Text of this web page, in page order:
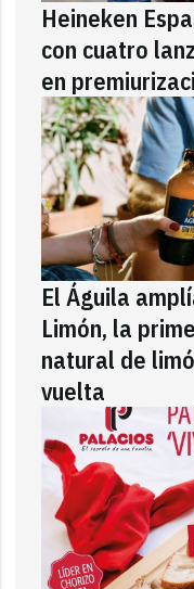
Heineken
con cuatro
en
El Águila
Limón, la
natural de
vuelta